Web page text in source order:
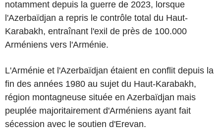
notamment depuis la guerre de 2023, lorsque
l'Azerbaïdjan a repris le contrôle total du Haut-
Karabakh, entraînant l'exil de près de 100.000
Arméniens vers l'Arménie.
L'Arménie et l'Azerbaïdjan étaient en conflit depuis la
fin des années 1980 au sujet du Haut-Karabakh,
région montagneuse située en Azerbaïdjan mais
peuplée majoritairement d'Arméniens ayant fait
sécession avec le soutien d'Erevan.